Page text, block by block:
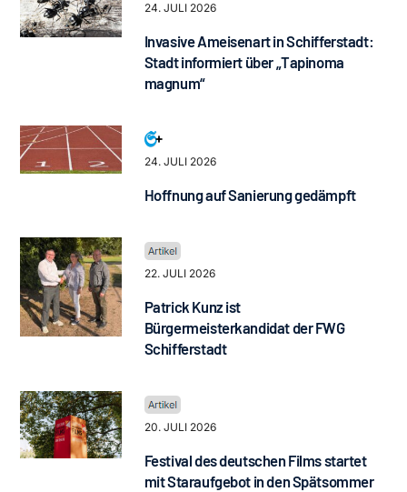
24. JULI 2026
Invasive Ameisenart in Schifferstadt:
Stadt informiert über „Tapinoma
magnum“
24. JULI 2026
Hoffnung auf Sanierung gedämpft
22. JULI 2026
Patrick Kunz ist
Bürgermeisterkandidat der FWG
Schifferstadt
20. JULI 2026
Festival des deutschen Films startet
mit Staraufgebot in den Spätsommer